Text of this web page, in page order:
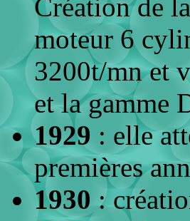
Création de
moteur 6
3200t/mn et
et la gamme
1929 : elle
premières
1930 :